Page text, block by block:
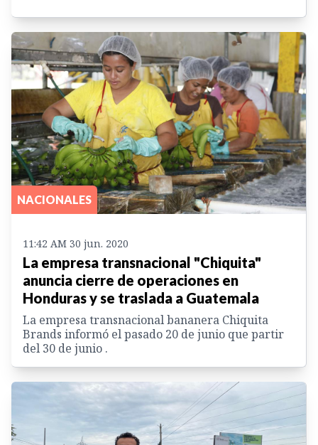
NACIONALES
11:42 AM 30 jun. 2020
La empresa transnacional "Chiquita"
anuncia cierre de operaciones en
Honduras y se traslada a Guatemala
La empresa transnacional bana­nera Chiquita
Brands informó el pasado 20 de junio que partir
del 30 de junio .